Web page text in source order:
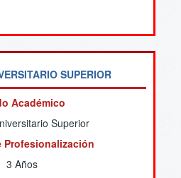
SUPERIOR
Académico
Superior
Profesionalización
3 Años